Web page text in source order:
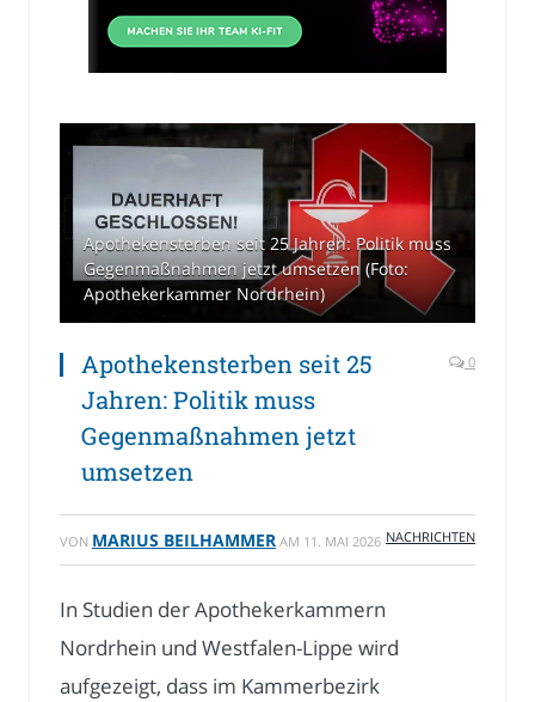
Apothekensterben seit 25 Jahren: Politik muss
Gegenmaßnahmen jetzt umsetzen (Foto:
Apothekerkammer Nordrhein)
Apothekensterben seit 25
Jahren: Politik muss
Gegenmaßnahmen jetzt
umsetzen
0
VON MARIUS BEILHAMMER AM 11. MAI 2026 NACHRICHTEN
In Studien der Apothekerkammern
Nordrhein und Westfalen-Lippe wird
aufgezeigt, dass im Kammerbezirk